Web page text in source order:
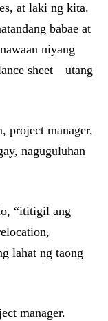
at laki ng kita.
babae at
niyang
sheet—utang
project manager,
naguguluhan
“ititigil ang
lahat ng taong
manager.